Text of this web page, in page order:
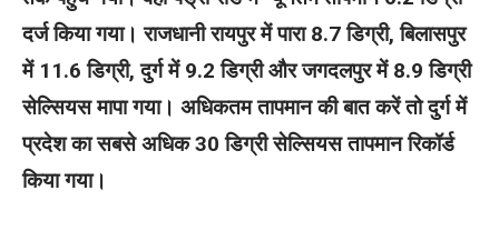
दर्ज किया गया। राजधानी रायपुर में पारा 8.7 डिग्री, बिलासपुर
में 11.6 डिग्री, दुर्ग में 9.2 डिग्री और जगदलपुर में 8.9 डिग्री
सेल्सियस मापा गया। अधिकतम तापमान की बात करें तो दुर्ग में
प्रदेश का सबसे अधिक 30 डिग्री सेल्सियस तापमान रिकॉर्ड
किया गया।